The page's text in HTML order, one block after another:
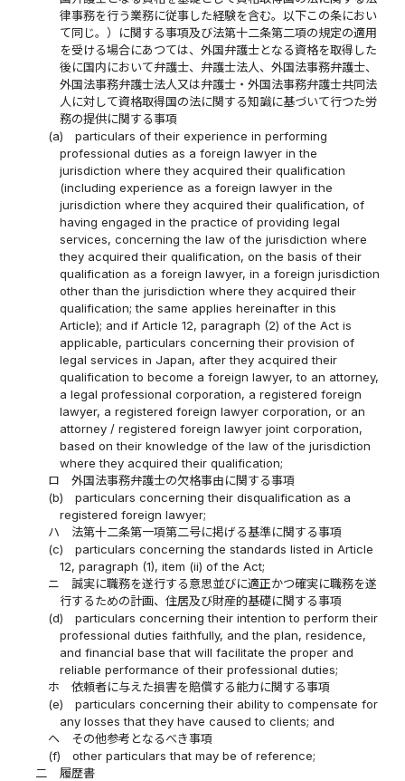
律事務を行う業務に従事した経験を含む。以下この条におい
て同じ。）に関する事項及び法第十二条第二項の規定の適用
を受ける場合にあつては、外国弁護士となる資格を取得した
後に国内において弁護士、弁護士法人、外国法事務弁護士、
外国法事務弁護士法人又は弁護士・外国法事務弁護士共同法
人に対して資格取得国の法に関する知識に基づいて行つた労
務の提供に関する事項
(a)
particulars of their experience in performing
professional duties as a foreign lawyer in the
jurisdiction where they acquired their qualification
(including experience as a foreign lawyer in the
jurisdiction where they acquired their qualification, of
having engaged in the practice of providing legal
services, concerning the law of the jurisdiction where
they acquired their qualification, on the basis of their
qualification as a foreign lawyer, in a foreign jurisdiction
other than the jurisdiction where they acquired their
qualification; the same applies hereinafter in this
Article); and if Article 12, paragraph (2) of the Act is
applicable, particulars concerning their provision of
legal services in Japan, after they acquired their
qualification to become a foreign lawyer, to an attorney,
a legal professional corporation, a registered foreign
lawyer, a registered foreign lawyer corporation, or an
attorney / registered foreign lawyer joint corporation,
based on their knowledge of the law of the jurisdiction
where they acquired their qualification;
ロ
外国法事務弁護士の欠格事由に関する事項
(b)
particulars concerning their disqualification as a
registered foreign lawyer;
ハ
法第十二条第一項第二号に掲げる基準に関する事項
(c)
particulars concerning the standards listed in Article
12, paragraph (1), item (ii) of the Act;
ニ
誠実に職務を遂行する意思並びに適正かつ確実に職務を遂
行するための計画、住居及び財産的基礎に関する事項
(d)
particulars concerning their intention to perform their
professional duties faithfully, and the plan, residence,
and financial base that will facilitate the proper and
reliable performance of their professional duties;
ホ
依頼者に与えた損害を賠償する能力に関する事項
(e)
particulars concerning their ability to compensate for
any losses that they have caused to clients; and
ヘ
その他参考となるべき事項
(f)
other particulars that may be of reference;
二
履歴書